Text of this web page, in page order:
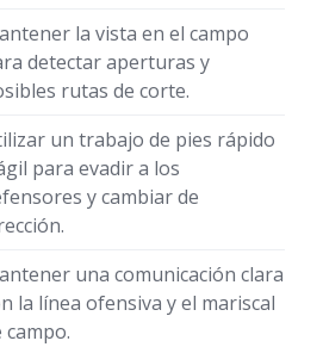
la vista en el campo
detectar aperturas y
rutas de corte.
un trabajo de pies rápido
para evadir a los
y cambiar de
una comunicación clara
la línea ofensiva y el mariscal
campo.